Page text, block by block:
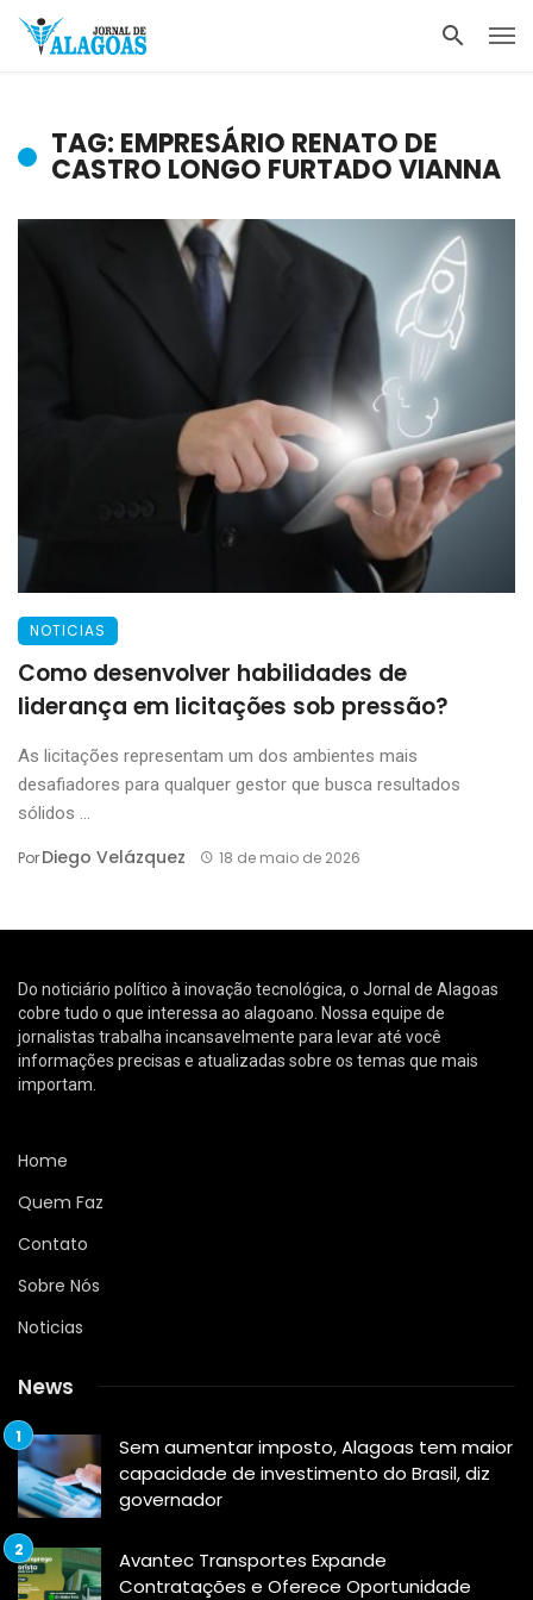
TAG: EMPRESÁRIO RENATO DE
CASTRO LONGO FURTADO VIANNA
NOTICIAS
Como desenvolver habilidades de
liderança em licitações sob pressão?
As licitações representam um dos ambientes mais
desafiadores para qualquer gestor que busca resultados
sólidos ...
PorDiego Velázquez 18 de maio de 2026
Do noticiário político à inovação tecnológica, o Jornal de Alagoas
cobre tudo o que interessa ao alagoano. Nossa equipe de
jornalistas trabalha incansavelmente para levar até você
informações precisas e atualizadas sobre os temas que mais
importam.
Home
Quem Faz
Contato
Sobre Nós
Noticias
News
Sem aumentar imposto, Alagoas tem maior
capacidade de investimento do Brasil, diz
governador
Avantec Transportes Expande
Contratações e Oferece Oportunidade